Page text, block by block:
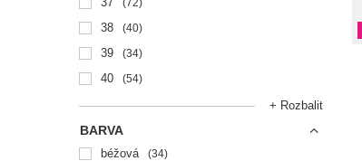
72
38 40
39 34
40 54
+ Rozbalit
BARVA
béžová 34